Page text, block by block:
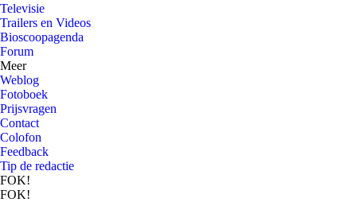
Televisie
Trailers en Videos
Bioscoopagenda
Forum
Meer
Weblog
Fotoboek
Prijsvragen
Contact
Colofon
Feedback
Tip de redactie
FOK!
FOK!